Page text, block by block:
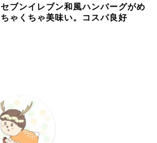
セブンイレブン和風ハンバーグがめ
ちゃくちゃ美味い。コスパ良好